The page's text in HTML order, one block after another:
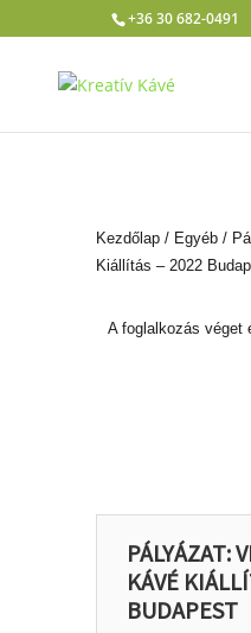
+36 30 682-0491
Kezdőlap/ Egyéb/
Kiállítás – 2022
A foglalkozás véget
PÁLYÁZAT:
KÁVÉ
BUDAPEST